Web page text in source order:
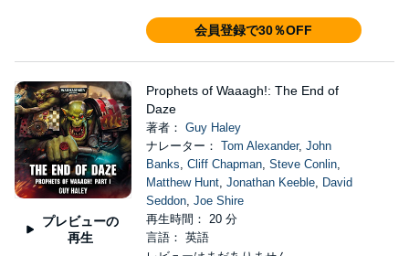
会員登録で30％OFF
プレビューの
再生
Prophets of Waaagh!: The End of
Daze
著者： Guy Haley
ナレーター： Tom Alexander, John
Banks, Cliff Chapman, Steve Conlin,
Matthew Hunt, Jonathan Keeble, David
Seddon, Joe Shire
再生時間： 20 分
言語： 英語